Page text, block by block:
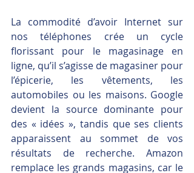
La commodité d’avoir Internet sur
nos téléphones crée un cycle
florissant pour le magasinage en
ligne, qu’il s’agisse de magasiner pour
l’épicerie, les vêtements, les
automobiles ou les maisons. Google
devient la source dominante pour
des « idées », tandis que ses clients
apparaissent au sommet de vos
résultats de recherche. Amazon
remplace les grands magasins, car le